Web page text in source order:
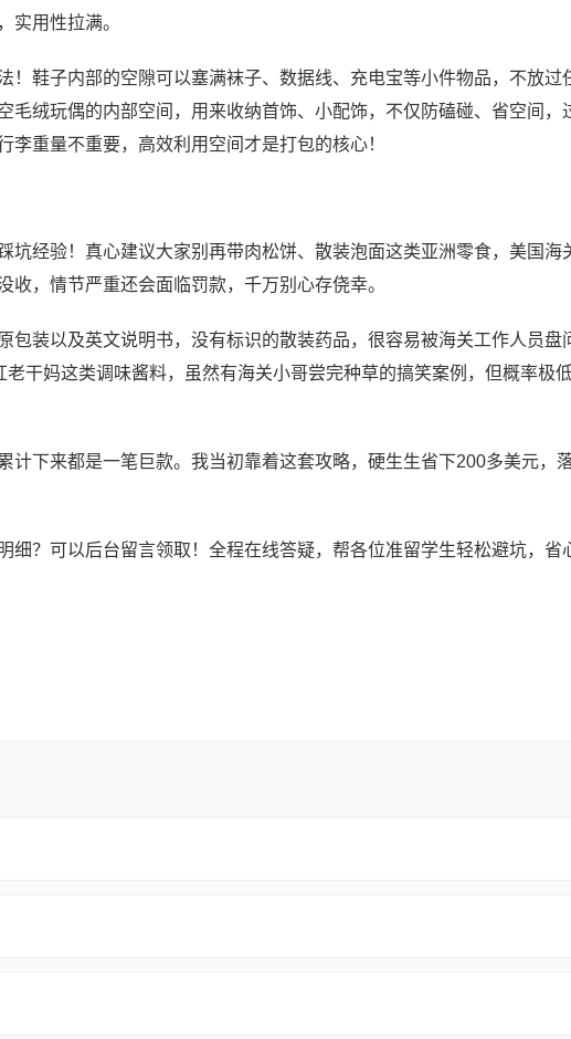
实用性拉满。
！鞋子内部的空隙可以塞满袜子、数据线、充电宝等小件物品，不放过
毛绒玩偶的内部空间，用来收纳首饰、小配饰，不仅防磕碰、省空间，
重量不重要，高效利用空间才是打包的核心！
坑经验！真心建议大家别再带肉松饼、散装泡面这类亚洲零食，美国海
，情节严重还会面临罚款，千万别心存侥幸。
包装以及英文说明书，没有标识的散装药品，很容易被海关工作人员盘
老干妈这类调味酱料，虽然有海关小哥尝完种草的搞笑案例，但概率极
计下来都是一笔巨款。我当初靠着这套攻略，硬生生省下200多美元，
细？可以后台留言领取！全程在线答疑，帮各位准留学生轻松避坑，省